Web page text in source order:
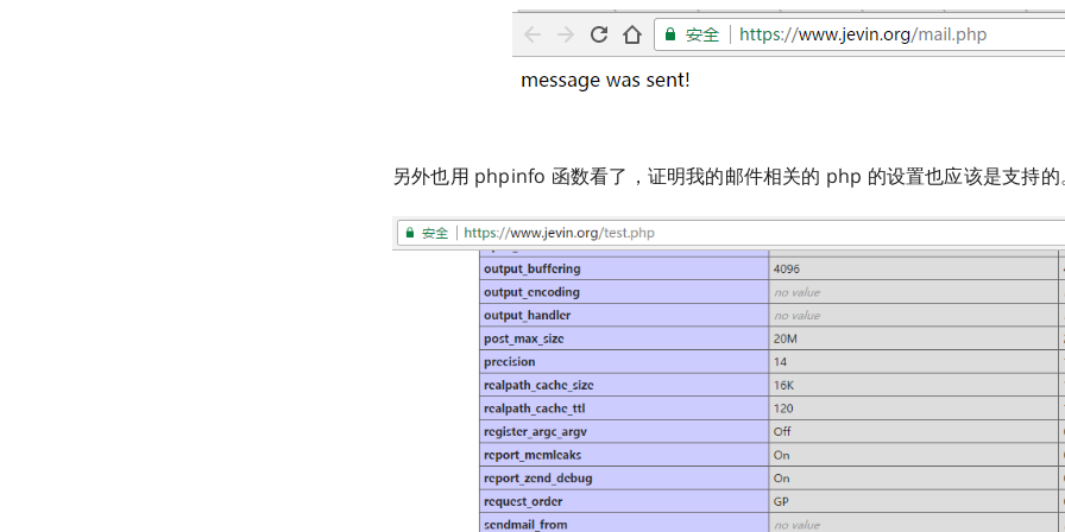
另外也用 phpinfo 函数看了，证明我的邮件相关的 php 的设置也应该是支持的